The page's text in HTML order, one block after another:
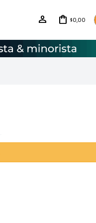
$0,00